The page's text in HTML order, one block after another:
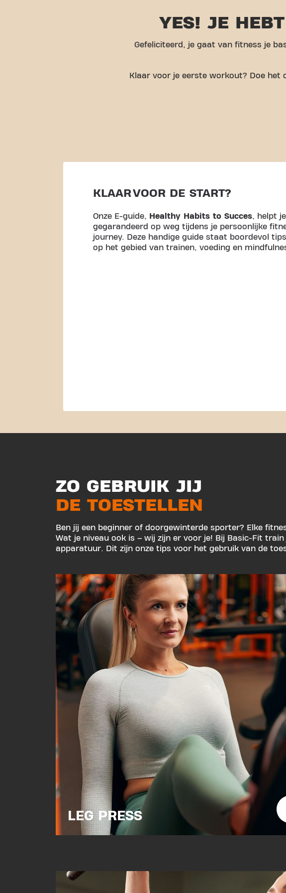
YES! JE
Gefeliciteerd, je gaat van fitness je
Klaar voor je eerste workout? Doe het
KLAAR VOOR DE START?
Onze E-guide, Healthy Habits to Succes, helpt je
gegarandeerd op weg tijdens je persoonlijke
journey. Deze handige guide staat boordevol
op het gebied van trainen, voeding en
ZO GEBRUIK JIJ
DE TOESTELLEN
Ben jij een beginner of doorgewinterde sporter? Elke
Wat je niveau ook is – wij zijn er voor je! Bij Basic-Fit
apparatuur. Dit zijn onze tips voor het gebruik van de
LEG PRESS